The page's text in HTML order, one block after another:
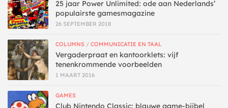
25 jaar Power Unlimited: ode aan Nederlands’
populairste gamesmagazine
26 SEPTEMBER 2018
COLUMNS / COMMUNICATIE EN TAAL
Vergaderpraat en kantoorklets: vijf
tenenkrommende voorbeelden
1 MAART 2016
GAMES
Club Nintendo Classic: blauwe game-bijbel